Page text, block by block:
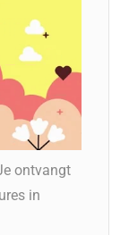
ontvangt
in